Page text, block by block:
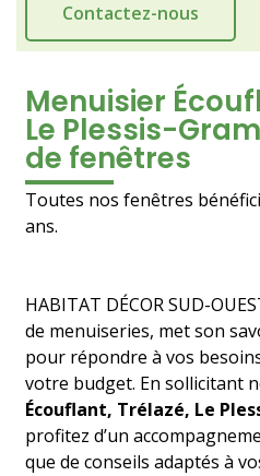
Contactez-nous
Menuisier
Le Plessis-
de fenêtres
Toutes nos fenêtres
ans.
HABITAT DÉCOR SUD-
de menuiseries, met son
pour répondre à vos
votre budget. En sollicitant
Écouflant, Trélazé, Le
profitez d’un
que de conseils adaptés à